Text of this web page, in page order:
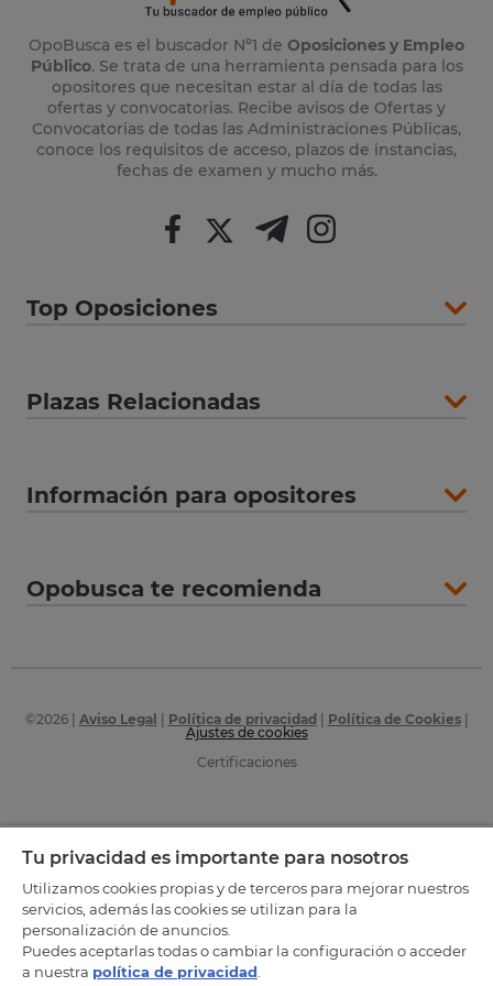
OpoBusca es el buscador Nº1 de Oposiciones y Empleo
Público. Se trata de una herramienta pensada para los
opositores que necesitan estar al día de todas las
ofertas y convocatorias. Recibe avisos de Ofertas y
Convocatorias de todas las Administraciones Públicas,
conoce los requisitos de acceso, plazos de instancias,
fechas de examen y mucho más.
Top Oposiciones
Plazas Relacionadas
Información para opositores
Opobusca te recomienda
©2026| Aviso Legal Política de privacidad Política de Cookies|
Ajustes de cookies
Certificaciones
Tu privacidad es importante para nosotros
Utilizamos cookies propias y de terceros para mejorar nuestros
servicios, además las cookies se utilizan para la
personalización de anuncios.
Puedes aceptarlas todas o cambiar la configuración o acceder
a nuestra política de privacidad